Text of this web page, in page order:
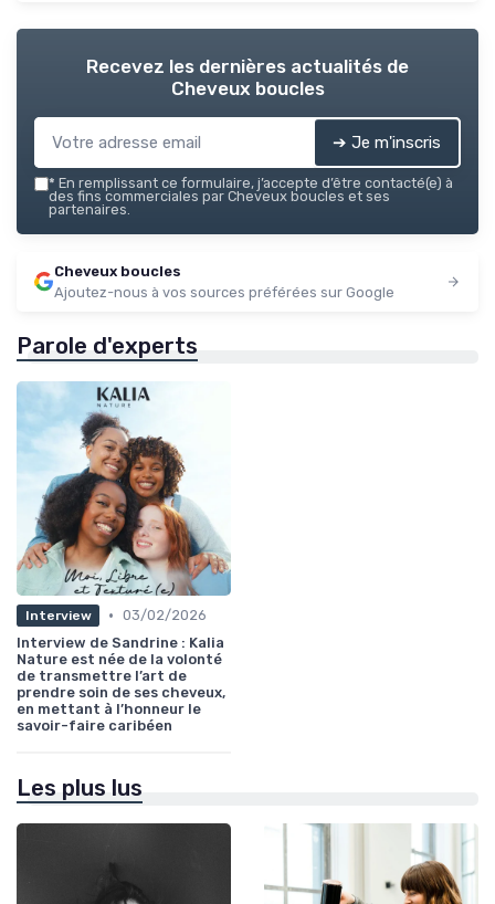
Recevez les dernières actualités de
Cheveux boucles
➔ Je m'inscris
* En remplissant ce formulaire, j’accepte d’être contacté(e) à
des fins commerciales par Cheveux boucles et ses
partenaires.
Cheveux boucles
Ajoutez-nous à vos sources préférées sur Google
Parole d'experts
Interview • 03/02/2026
Interview de Sandrine : Kalia
Nature est née de la volonté
de transmettre l’art de
prendre soin de ses cheveux,
en mettant à l’honneur le
savoir-faire caribéen
Les plus lus